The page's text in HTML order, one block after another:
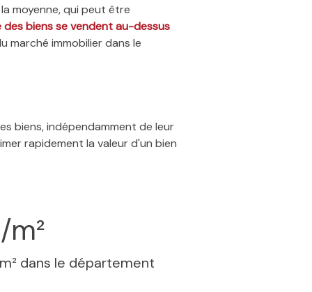
moyenne, qui peut être
des biens se vendent au-dessus
marché immobilier dans le
biens, indépendamment de leur
rapidement la valeur d'un bien
dans le département